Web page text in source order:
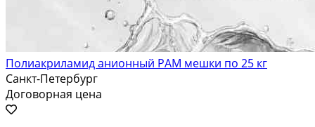
Полиакриламид анионный PAM мешки по 25 кг
Санкт-Петербург
Договорная цена